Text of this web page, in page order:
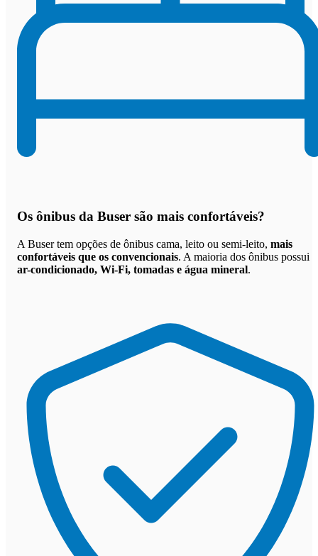
Os ônibus da Buser são mais confortáveis?
A Buser tem opções de ônibus cama, leito ou semi-leito, mais
confortáveis que os convencionais. A maioria dos ônibus possui
ar-condicionado, Wi-Fi, tomadas e água mineral.